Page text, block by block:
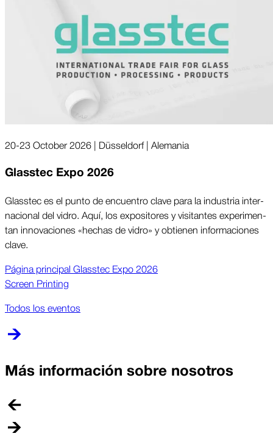
20-23 October 2026 | Düsseldorf | Ale­ma­nia
Glasstec Expo 2026
Glasstec es el punto de en­cuen­tro clave para la in­dus­tria in­ter­
na­cio­nal del vi­dro. Aquí, los ex­po­si­to­res y visi­tan­tes ex­pe­ri­men­
tan in­no­va­cio­nes «he­chas de vi­dro» y ob­tie­nen in­for­ma­cio­nes
cla­ve.
Página prin­ci­pal Glasstec Expo 2026
Screen Printing
Todos los eventos
Más información sobre nosotros